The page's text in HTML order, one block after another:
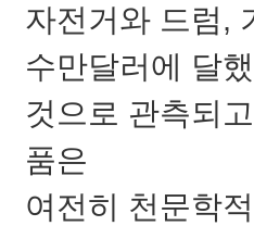
자전거와 드럼,
수만달러에 달
것으로 관측되
품은
여전히 천문학